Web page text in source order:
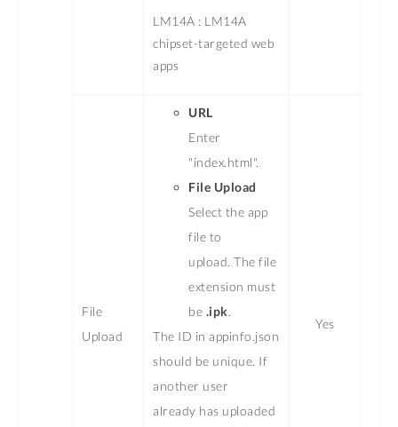
LM14A : LM14A
chipset-targeted web
apps
File
Upload
URL
Enter
"index.html".
File Upload
Select the app
file to
upload. The file
extension must
be .ipk
The ID in appinfo.json
should be unique. If
another user
already has uploaded
Yes